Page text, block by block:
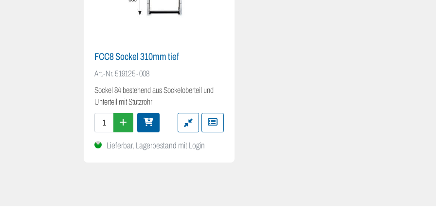
FCC8 Sockel 310mm tief
Art.-Nr. 519125-008
Sockel 84 bestehend aus Sockeloberteil und
Unterteil mit Stützrohr
Lieferbar, Lagerbestand mit Login